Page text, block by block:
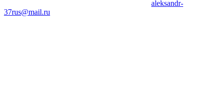
aleksandr-
37rus@mail.ru